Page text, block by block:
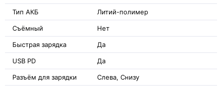
Тип АКБ Литий-полимер
Съёмный Нет
Быстрая зарядка Да
USB PD Да
Разъём для зарядки Слева, Снизу